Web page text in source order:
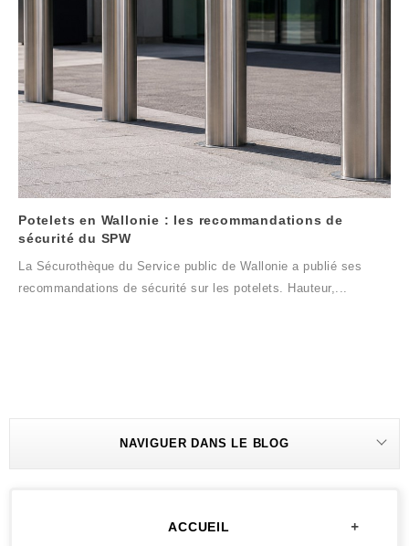
Potelets en Wallonie : les recommandations de
sécurité du SPW
La Sécurothèque du Service public de Wallonie a publié ses
recommandations de sécurité sur les potelets. Hauteur,...
NAVIGUER DANS LE BLOG
ACCUEIL +